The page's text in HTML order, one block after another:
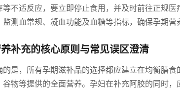
等不适反应，要立即停止食用，并及时前往正规
测血常规、凝血功能及血糖等指标，确保孕期营
补充的核心原则与常见误区澄清
的是，所有孕期滋补品的选择都应建立在均衡膳
谷物等提供的全面营养。孕妇在补充阿胶的同时，